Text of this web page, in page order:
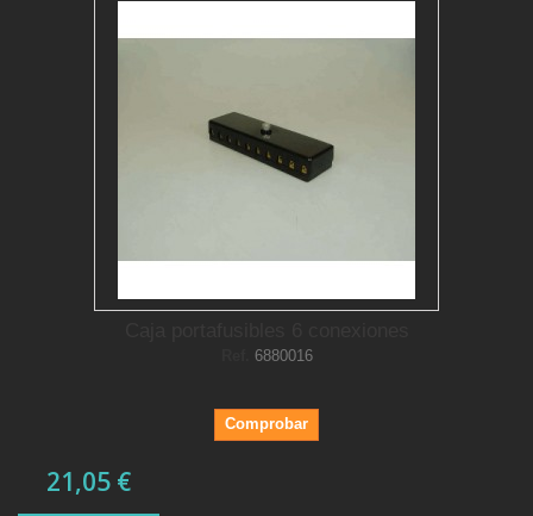
6880016
Comprobar
21,05 €